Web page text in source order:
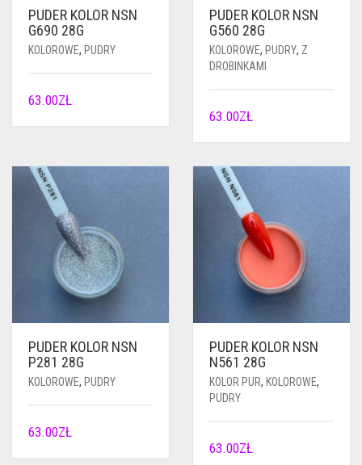
PUDER KOLOR NSN
G690 28G
KOLOROWE, PUDRY
63.00ZŁ
PUDER KOLOR NSN
G560 28G
KOLOROWE, PUDRY, Z
DROBINKAMI
63.00ZŁ
PUDER KOLOR NSN
P281 28G
KOLOROWE, PUDRY
63.00ZŁ
PUDER KOLOR NSN
N561 28G
KOLOR PUR, KOLOROWE,
PUDRY
63.00ZŁ